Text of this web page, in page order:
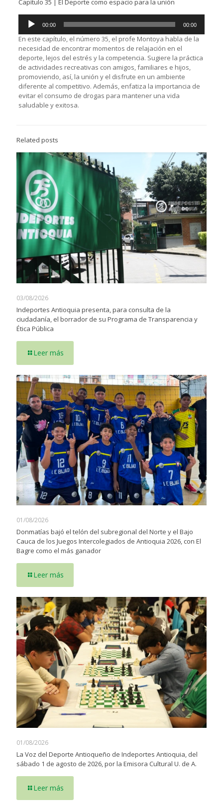
Capítulo 35 | El Deporte como espacio para la unión
Reproductor
audio
00:00 00:00
En este capítulo, el número 35, el profe Montoya habla de la
necesidad de encontrar momentos de relajación en el
deporte, lejos del estrés y la competencia. Sugiere la práctica
de actividades recreativas con amigos, familiares e hijos,
promoviendo, así, la unión y el disfrute en un ambiente
diferente al competitivo. Además, enfatiza la importancia de
evitar el consumo de drogas para mantener una vida
saludable y exitosa.
Related posts
03/08/2026
Indeportes Antioquia presenta, para consulta de la
ciudadanía, el borrador de su Programa de Transparencia y
Ética Pública
Leer más
01/08/2026
Donmatías bajó el telón del subregional del Norte y el Bajo
Cauca de los Juegos Intercolegiados de Antioquia 2026, con El
Bagre como el más ganador
Leer más
01/08/2026
La Voz del Deporte Antioqueño de Indeportes Antioquia, del
sábado 1 de agosto de 2026, por la Emisora Cultural U. de A.
Leer más